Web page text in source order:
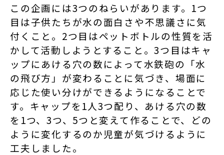
この企画には3つのねらいがあります。1つ
目は子供たちが水の面白さや不思議さに気
付くこと。2つ目はペットボトルの性質を活
かして活動しようとすること。3つ目はキャ
ップにあける穴の数によって水鉄砲の「水
の飛び方」が変わることに気づき、場面に
応じた使い分けができるようになることで
す。キャップを1人3つ配り、あける穴の数
を1つ、3つ、5つと変えて作ることで、どの
ように変化するのか児童が気づけるように
工夫しました。